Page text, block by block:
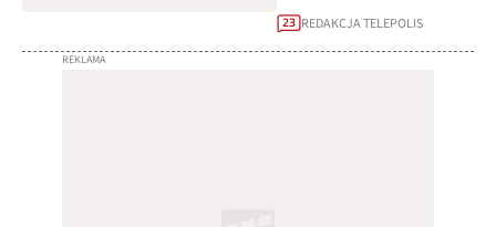
23 REDAKCJA TELEPOLIS